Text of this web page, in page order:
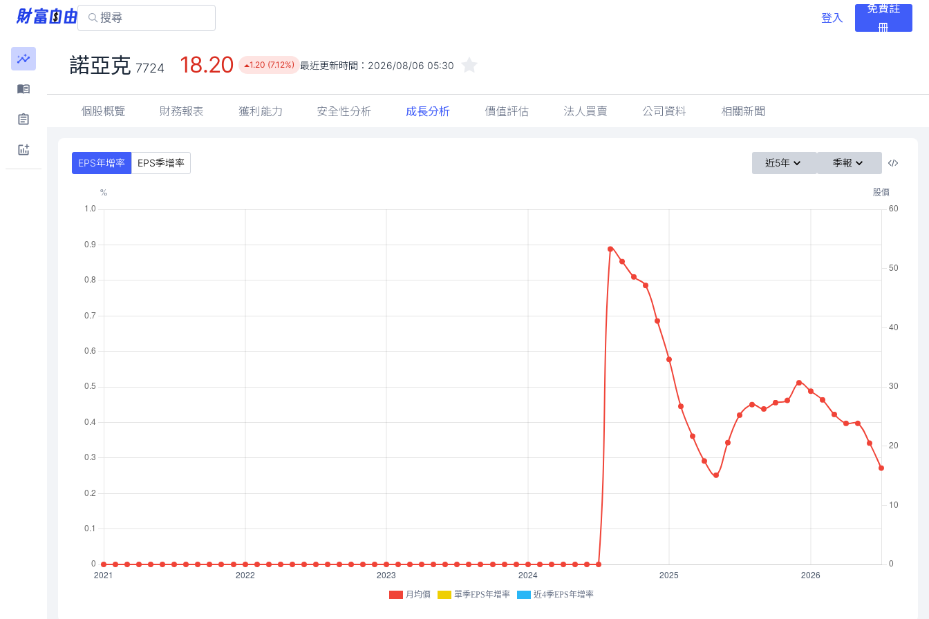
登入
免費註
冊
諾亞克 7724 18.20 1.20 (7.12%) 最近更新時間： 2026/08/06 05:30
個股概覽 財務報表 獲利能力 安全性分析 成長分析 價值評估 法人買賣 公司資料 相關新聞
EPS年增率 EPS季增率 近5年 季報
月均價 單季EPS年增率 近4季EPS年增率